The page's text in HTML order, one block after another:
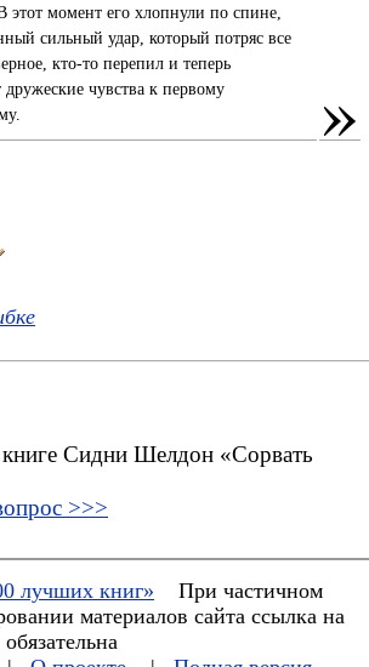
этот момент его хлопнули по спине,
сильный удар, который потряс все
кто-то перепил и теперь
дружеские чувства к первому
»
Сидни Шелдон «Сорвать
>>>
лучших книг»
При частичном
материалов сайта ссылка на
обязательна